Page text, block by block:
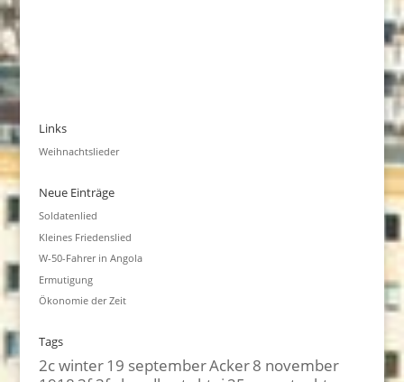
Links
Weihnachtslieder
Neue Einträge
Soldatenlied
Kleines Friedenslied
W-50-Fahrer in Angola
Ermutigung
Ökonomie der Zeit
Tags
2c winter19 septemberAcker8 november